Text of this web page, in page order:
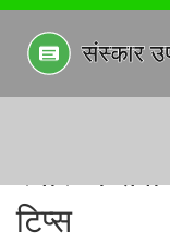
स्वास्थ्य
टिप्स